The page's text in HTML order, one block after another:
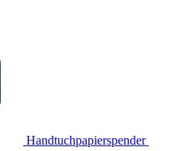
Handtuchpapierspender